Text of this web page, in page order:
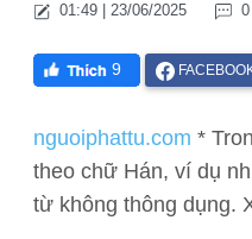
01:49 | 23/06/2025
9
nguoiphattu.com *
theo chữ Hán, ví dụ
từ không thông dụng.